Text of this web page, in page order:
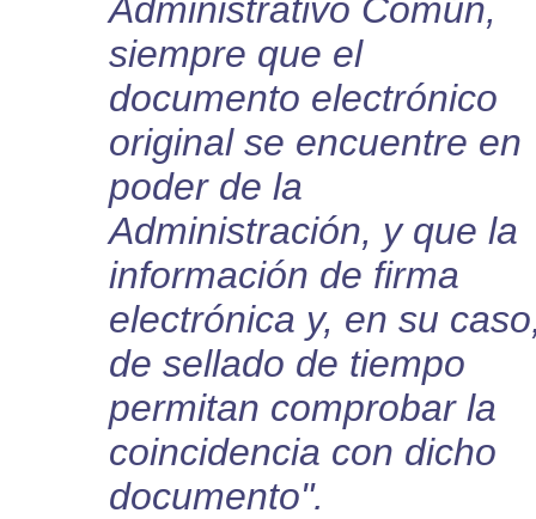
Administrativo Común,
siempre que el
documento electrónico
original se encuentre en
poder de la
Administración, y que la
información de firma
electrónica y, en su
de sellado de tiempo
permitan comprobar la
coincidencia con dicho
documento".